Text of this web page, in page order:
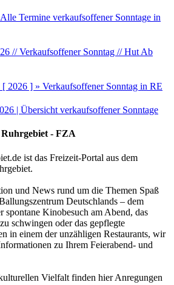
Termine verkaufsoffener Sonntage in
// Verkaufsoffener Sonntag // Hut Ab
2026 ] » Verkaufsoffener Sonntag in RE
| Übersicht verkaufsoffener Sonntage
- FZA
ist das Freizeit-Portal aus dem
und News rund um die Themen Spaß
Deutschlands – dem
spontane Kinobesuch am Abend, das
schwingen oder das gepflegte
in einem der unzähligen Restaurants, wir
zu Ihrem Feierabend- und
Vielfalt finden hier Anregungen